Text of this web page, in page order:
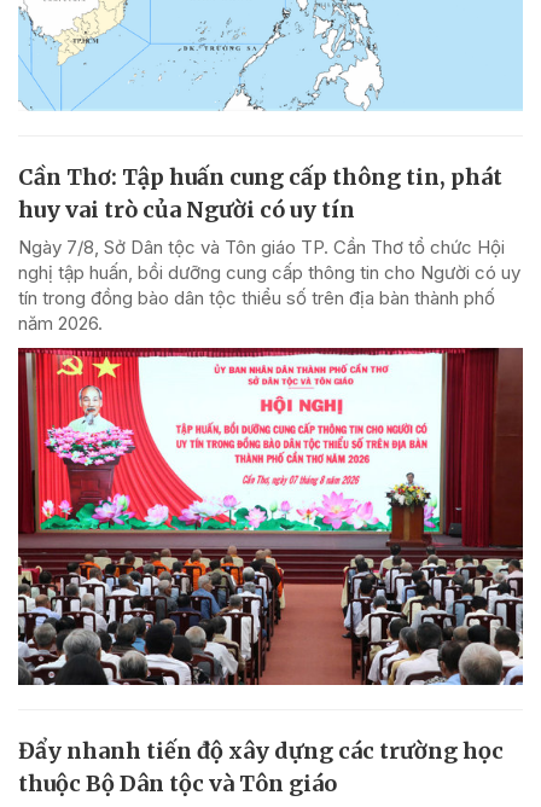
Cần Thơ: Tập huấn cung cấp thông tin, phát
huy vai trò của Người có uy tín
Ngày 7/8, Sở Dân tộc và Tôn giáo TP. Cần Thơ tổ chức Hội
nghị tập huấn, bồi dưỡng cung cấp thông tin cho Người có uy
tín trong đồng bào dân tộc thiểu số trên địa bàn thành phố
năm 2026.
Đẩy nhanh tiến độ xây dựng các trường học
thuộc Bộ Dân tộc và Tôn giáo